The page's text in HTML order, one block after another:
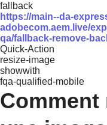
fallback
https://main--da-
adobecom.aem.live/
qa/fallback-remove-
Quick-Action
resize-image
showwith
fqa-qualified-mobile